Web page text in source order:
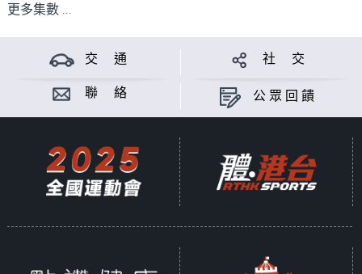
更多集數 ...
交 通 社 交
聯 絡 公眾回饋